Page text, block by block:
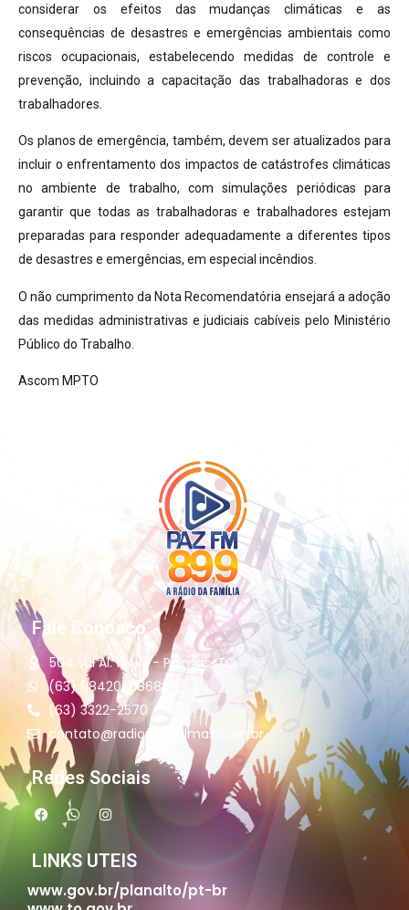
considerar os efeitos das mudanças climáticas e as
consequências de desastres e emergências ambientais como
riscos ocupacionais, estabelecendo medidas de controle e
prevenção, incluindo a capacitação das trabalhadoras e dos
trabalhadores.
Os planos de emergência, também, devem ser atualizados para
incluir o enfrentamento dos impactos de catástrofes climáticas
no ambiente de trabalho, com simulações periódicas para
garantir que todas as trabalhadoras e trabalhadores estejam
preparadas para responder adequadamente a diferentes tipos
de desastres e emergências, em especial incêndios.
O não cumprimento da Nota Recomendatória ensejará a adoção
das medidas administrativas e judiciais cabíveis pelo Ministério
Público do Trabalho.
Ascom MPTO
Fale Conosco
504 sul Al. 11 Ai13 - Palmas-TO
(63) 98420-6868
(63) 3322-2570
contato@radiopazpalmas.com.br
Redes Sociais
LINKS UTEIS
www.gov.br/planalto/pt-br